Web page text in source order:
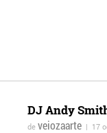
DJ Andy
de veiozaarte | 17